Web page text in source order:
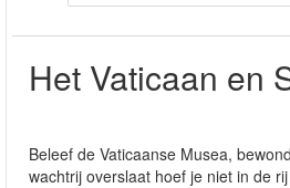
Het Vaticaan en
Beleef de Vaticaanse Musea,
wachtrij overslaat hoef je niet in de